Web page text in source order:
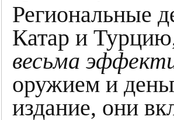
Региональные
Катар и
весьма
оружием и
издание, они